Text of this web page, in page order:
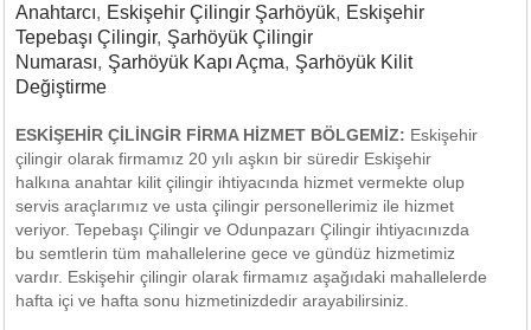
Anahtarcı, Eskişehir Çilingir Şarhöyük, Eskişehir
Tepebaşı Çilingir, Şarhöyük Çilingir
Numarası, Şarhöyük Kapı Açma, Şarhöyük Kilit
Değiştirme
ESKİŞEHİR ÇİLİNGİR FİRMA HİZMET BÖLGEMİZ: Eskişehir
çilingir olarak firmamız 20 yılı aşkın bir süredir Eskişehir
halkına anahtar kilit çilingir ihtiyacında hizmet vermekte olup
servis araçlarımız ve usta çilingir personellerimiz ile hizmet
veriyor. Tepebaşı Çilingir ve Odunpazarı Çilingir ihtiyacınızda
bu semtlerin tüm mahallelerine gece ve gündüz hizmetimiz
vardır. Eskişehir çilingir olarak firmamız aşağıdaki mahallelerde
hafta içi ve hafta sonu hizmetinizdedir arayabilirsiniz.